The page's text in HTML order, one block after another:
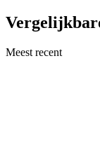
Meest recent